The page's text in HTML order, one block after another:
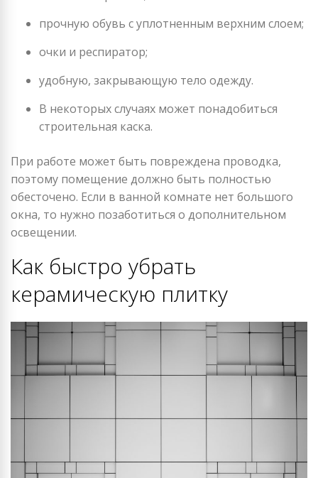
прочную обувь с уплотненным верхним слоем;
очки и респиратор;
удобную, закрывающую тело одежду.
В некоторых случаях может понадобиться
строительная каска.
При работе может быть повреждена проводка,
поэтому помещение должно быть полностью
обесточено. Если в ванной комнате нет большого
окна, то нужно позаботиться о дополнительном
освещении.
Как быстро убрать
керамическую плитку